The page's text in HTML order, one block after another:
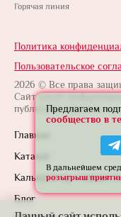
Политика
Пользовательское
2026 © Все права
Сайт носит
публичной офертой.
Главная
Каталог
Калькулятор
Блог
Горячая линия
Предлагаем
сообщество в
В дальнейшем
розыгрыш